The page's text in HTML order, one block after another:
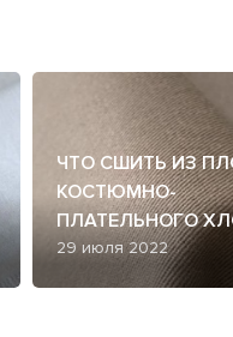
ЧТО СШИТЬ ИЗ
КОСТЮМНО-
ПЛАТЕЛЬНОГО
29 июля 2022